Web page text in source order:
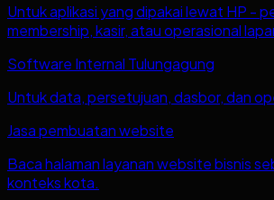
Untuk aplikasi yang dipakai lewat HP -
membership, kasir, atau operasional
Software Internal Tulungagung
Untuk data, persetujuan, dasbor, dan
Jasa pembuatan website
Baca halaman layanan website bisnis
konteks kota.